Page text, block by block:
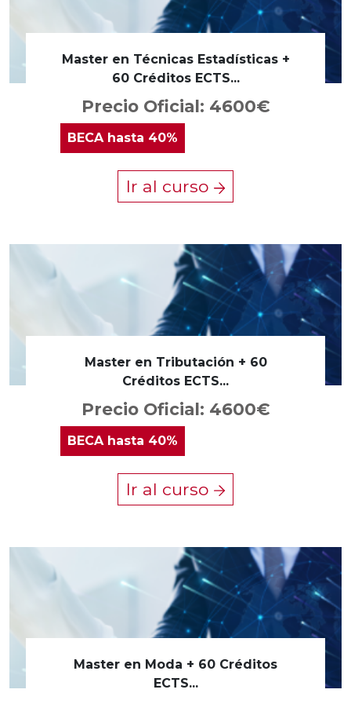
Master en Técnicas Estadísticas +
60 Créditos ECTS...
Precio Oficial: 4600€
BECAhasta 40%
Ir al curso
Master en Tributación + 60
Créditos ECTS...
Precio Oficial: 4600€
BECA hasta 40%
Ir al curso
Master en Moda + 60 Créditos
ECTS...